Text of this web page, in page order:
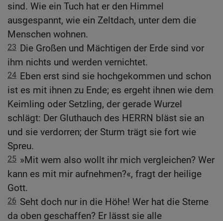
sind. Wie ein Tuch hat er den Himmel
ausgespannt, wie ein Zeltdach, unter dem die
Menschen wohnen.
23 Die Großen und Mächtigen der Erde sind vor
ihm nichts und werden vernichtet.
24 Eben erst sind sie hochgekommen und schon
ist es mit ihnen zu Ende; es ergeht ihnen wie dem
Keimling oder Setzling, der gerade Wurzel
schlägt: Der Gluthauch des HERRN bläst sie an
und sie verdorren; der Sturm trägt sie fort wie
Spreu.
25 »Mit wem also wollt ihr mich vergleichen? Wer
kann es mit mir aufnehmen?«, fragt der heilige
Gott.
26 Seht doch nur in die Höhe! Wer hat die Sterne
da oben geschaffen? Er lässt sie alle